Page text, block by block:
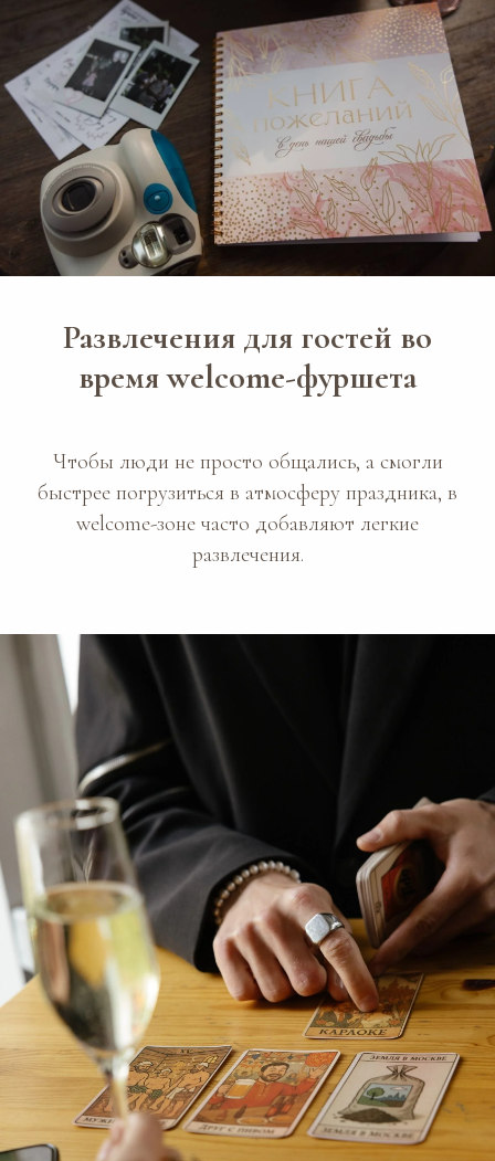
Развлечения для гостей во
время welcome-фуршета
Чтобы люди не просто общались, а смогли
быстрее погрузиться в атмосферу праздника, в
welcome-зоне часто добавляют легкие
развлечения.